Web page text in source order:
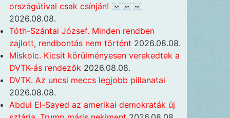
országútival csak csínján! ☠️☠️☠️
2026.08.08.
Tóth-Szántai József. Minden rendben
zajlott, rendbontás nem történt 2026.08.08.
Miskolc. Kicsit körülményesen verekedtek a
DVTK-ás rendezők 2026.08.08.
DVTK. Az uncsi meccs legjobb pillanatai
2026.08.08.
Abdul El-Sayed az amerikai demokraták új